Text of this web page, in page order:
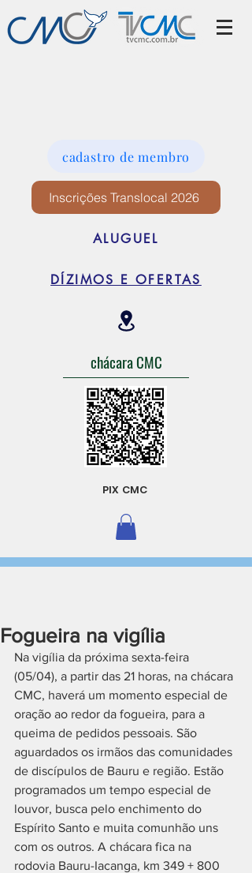
cadastro de membro
Inscrições Translocal 2026
ALUGUEL
DÍZIMOS E OFERTAS
chácara CMC
PIX CMC
Fogueira na vigília
Na vigília da próxima sexta-feira
(05/04), a partir das 21 horas, na chácara
CMC, haverá um momento especial de
oração ao redor da fogueira, para a
queima de pedidos pessoais. São
aguardados os irmãos das comunidades
de discípulos de Bauru e região. Estão
programados um tempo especial de
louvor, busca pelo enchimento do
Espírito Santo e muita comunhão uns
com os outros. A chácara fica na
rodovia Bauru-Iacanga, km 349 + 800